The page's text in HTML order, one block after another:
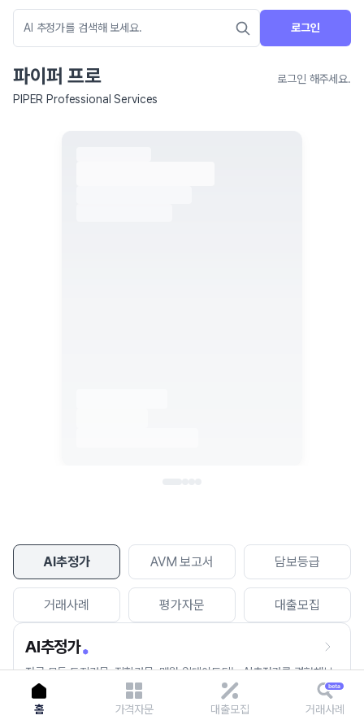
로그인
파이퍼 프로
로그인 해주세요.
PIPER Professional Services
AI추정가 AVM 보고서 담보등급
거래사례 평가자문 대출모집
AI추정가
전국 모든 토지건물, 집합건물, 매월 업데이트되는 AI추정가를 경험해보
세요.
홈 가격자문 대출모집 거래사례